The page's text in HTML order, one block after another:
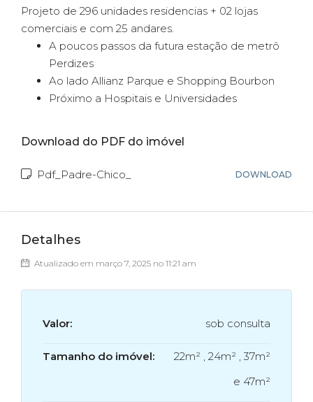
Projeto de 296 unidades residencias + 02 lojas
comerciais e com 25 andares.
A poucos passos da futura estação de metrô
Perdizes
Ao lado Allianz Parque e Shopping Bourbon
Próximo a Hospitais e Universidades
Download do PDF do imóvel
Pdf_Padre-Chico_ DOWNLOAD
Detalhes
Atualizado em março 7, 2025 no 11:21 am
Valor: sob consulta
Tamanho do imóvel:
22m² , 24m² , 37m²
e 47m²